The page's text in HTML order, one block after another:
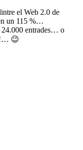
el Web 2.0 de
un 115 %…
24.000 entrades… o
😉